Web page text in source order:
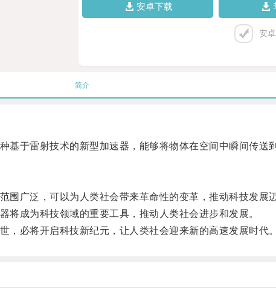
安卓下载
安
简介
于雷射技术的新型加速器，能够将物体在空间中瞬间传送
广泛，可以为人类社会带来革命性的变革，推动科技发展迈
成为科技领域的重要工具，推动人类社会进步和发展。
必将开启科技新纪元，让人类社会迎来新的高速发展时代。